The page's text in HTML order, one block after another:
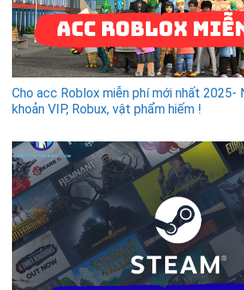
Cho acc Roblox miễn phí mới nhất 2025-
khoản VIP, Robux, vật phẩm hiếm !